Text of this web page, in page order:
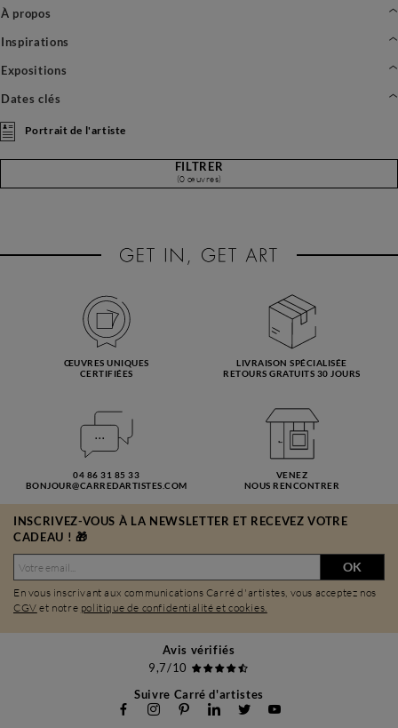
À propos
Inspirations
Expositions
Dates clés
Portrait de l'artiste
FILTRER
(0 œuvres)
ŒUVRES UNIQUES
CERTIFIÉES
LIVRAISON SPÉCIALISÉE
RETOURS GRATUITS 30 JOURS
04 86 31 85 33
BONJOUR@CARREDARTISTES.COM
VENEZ
NOUS RENCONTRER
INSCRIVEZ-VOUS À LA NEWSLETTER ET RECEVEZ VOTRE
CADEAU ! 🎁
OK
En vous inscrivant aux communications Carré d'artistes, vous acceptez nos
CGV et notre politique de confidentialité et cookies.
Avis vérifiés
9,7/10
Suivre Carré d'artistes